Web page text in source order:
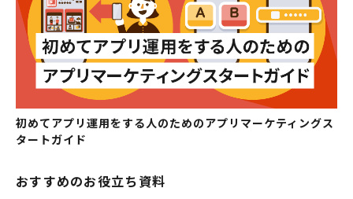
初めてアプリ運用をする人のためのアプリマーケティングス
タートガイド
おすすめのお役立ち資料